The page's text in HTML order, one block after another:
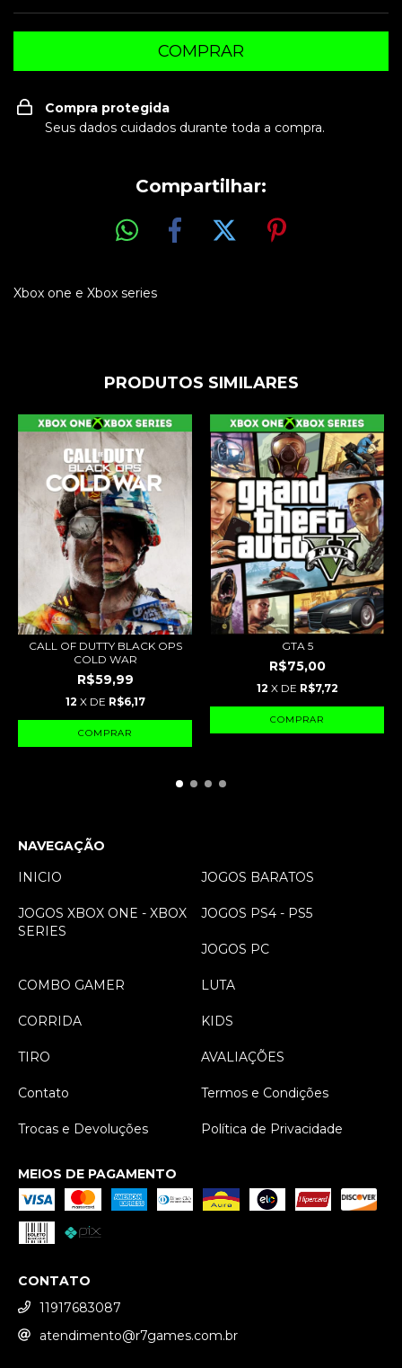
Compra protegida
Seus dados cuidados durante toda a compra.
Compartilhar:
Xbox one e Xbox series
PRODUTOS SIMILARES
CALL OF DUTTY BLACK OPS
COLD WAR
R$59,99
12 X DE R$6,17
GTA 5
R$75,00
12 X DE R$7,72
NAVEGAÇÃO
INICIO
JOGOS BARATOS
JOGOS XBOX ONE - XBOX
SERIES
JOGOS PS4 - PS5
JOGOS PC
COMBO GAMER LUTA
CORRIDA KIDS
TIRO AVALIAÇÕES
Contato Termos e Condições
Trocas e Devoluções Política de Privacidade
MEIOS DE PAGAMENTO
CONTATO
11917683087
atendimento@r7games.com.br